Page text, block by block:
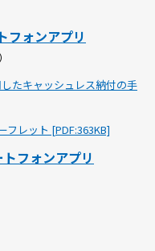
フォンアプリ
たキャッシュレス納付の手
フレット [PDF:363KB]
フォンアプリ